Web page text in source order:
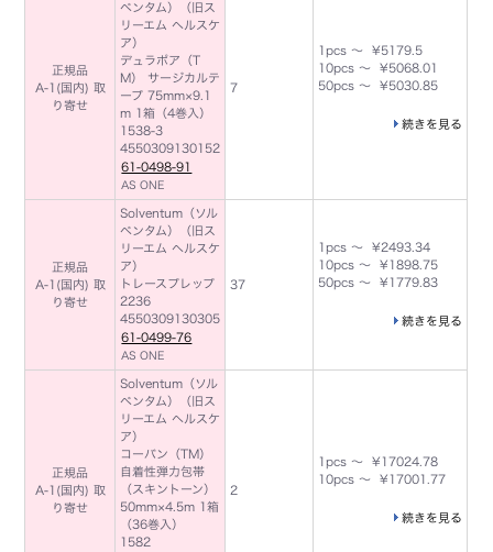
正規品
A-1(国内) 取
り寄せ
ベンタム）（旧ス
リーエム ヘルスケ
ア）
デュラポア（T
M） サージカルテ
ープ 75mm×9.1
m 1箱（4巻入）
1538-3
4550309130152
61-0498-91
AS ONE
7
1pcs ～ ¥5179.5
10pcs ～ ¥5068.01
50pcs ～ ¥5030.85
続きを見る
正規品
A-1(国内) 取
り寄せ
Solventum（ソル
ベンタム）（旧ス
リーエム ヘルスケ
ア）
トレースプレップ
2236
4550309130305
61-0499-76
AS ONE
37
1pcs ～ ¥2493.34
10pcs ～ ¥1898.75
50pcs ～ ¥1779.83
続きを見る
正規品
A-1(国内) 取
り寄せ
Solventum（ソル
ベンタム）（旧ス
リーエム ヘルスケ
ア）
コーバン（TM）
自着性弾力包帯
（スキントーン）
50mm×4.5m 1箱
（36巻入）
1582
2
1pcs ～ ¥17024.78
10pcs ～ ¥17001.77
続きを見る